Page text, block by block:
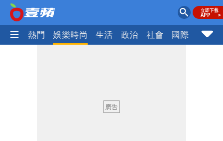
焦點 熱門 娛樂時尚 生活 政治 社會 國際 財經
苦茶癌油｜威加2老闆交保！採購、中間